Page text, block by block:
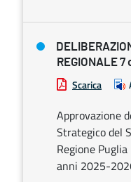
REGIONALE
Scarica
Approvazione
Strategico del
Regione
anni 2025-